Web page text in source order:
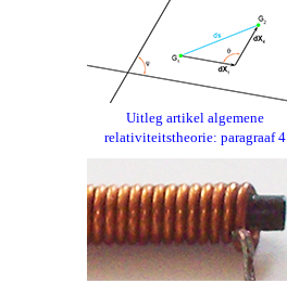
Uitleg artikel algemene
relativiteitstheorie: paragraaf 4